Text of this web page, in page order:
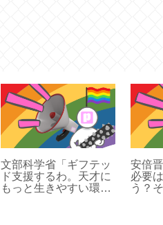
文部科学省「ギフテッ
ド支援するわ。天才に
もっと生きやすい環境
安倍
必要
う？